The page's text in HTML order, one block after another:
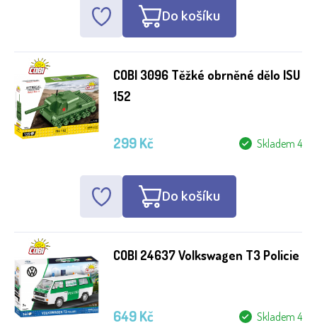
Do košíku
COBI 3096 Těžké obrněné dělo ISU
152
Skladem 4
299 Kč
Do košíku
COBI 24637 Volkswagen T3 Policie
Skladem 4
649 Kč